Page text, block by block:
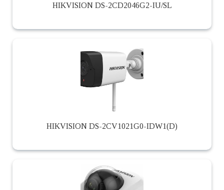
HIKVISION DS-2CD2046G2-IU/SL
HIKVISION DS-2CV1021G0-IDW1(D)